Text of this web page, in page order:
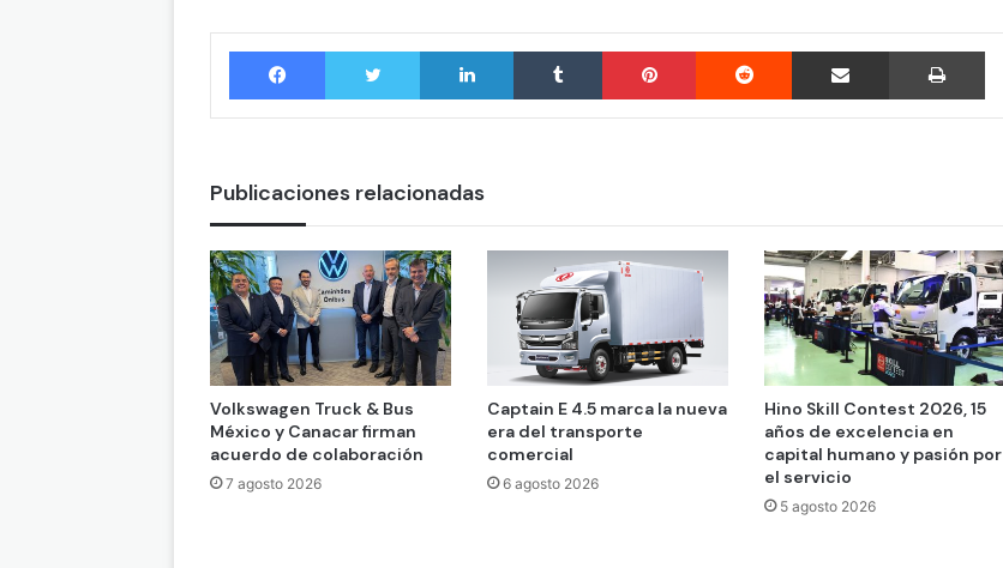
Facebook Twitter LinkedIn Tumblr Pinterest Reddit Compartir por correo electrónico
Publicaciones relacionadas
Volkswagen Truck & Bus
México y Canacar firman
acuerdo de colaboración
7 agosto 2026
Captain E 4.5 marca la nueva
era del transporte
comercial
6 agosto 2026
Hino Skill Contest 2026, 15
años de excelencia en
capital humano y pasión por
el servicio
5 agosto 2026